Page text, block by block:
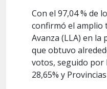
Con el 97,04 % de
confirmó el amplio
Avanza (LLA) en la
que obtuvo
votos, seguido por
28,65% y